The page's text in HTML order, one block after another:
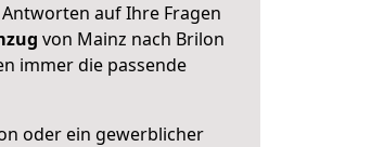
auf Ihre Fragen
von Mainz nach Brilon
immer die passende
oder ein gewerblicher